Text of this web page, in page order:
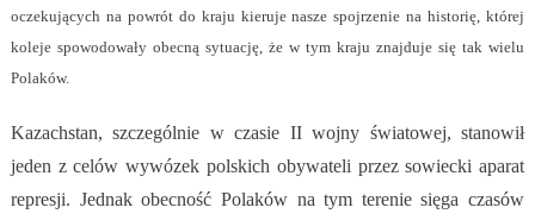
oczekujących na powrót do kraju kieruje nasze spojrzenie na historię, której
koleje spowodowały obecną sytuację, że w tym kraju znajduje się tak wielu
Polaków.
Kazachstan, szczególnie w czasie II wojny światowej, stanowił
jeden z celów wywózek polskich obywateli przez sowiecki aparat
represji. Jednak obecność Polaków na tym terenie sięga czasów